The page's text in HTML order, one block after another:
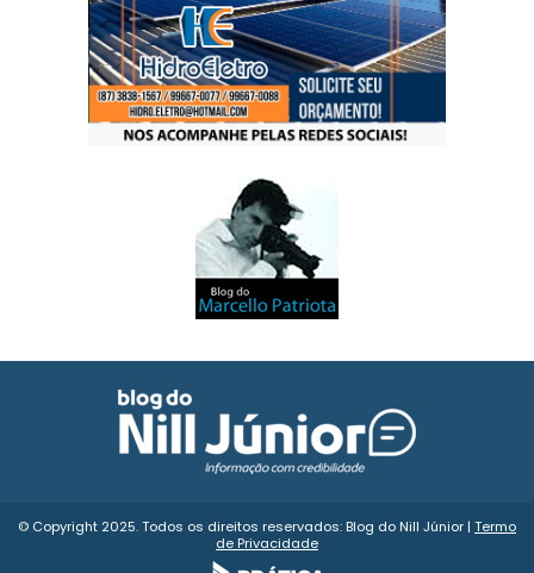
© Copyright 2025. Todos os direitos reservados: Blog do Nill Júnior | Termo
de Privacidade